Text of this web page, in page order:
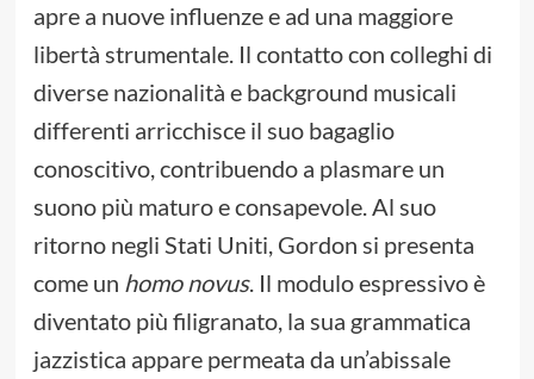
apre a nuove influenze e ad una maggiore
libertà strumentale. Il contatto con colleghi di
diverse nazionalità e background musicali
differenti arricchisce il suo bagaglio
conoscitivo, contribuendo a plasmare un
suono più maturo e consapevole. Al suo
ritorno negli Stati Uniti, Gordon si presenta
come un homo novus. Il modulo espressivo è
diventato più filigranato, la sua grammatica
jazzistica appare permeata da un’abissale